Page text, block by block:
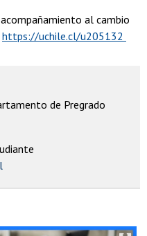
al cambio
https://uchile.cl/u205132
de Pregrado